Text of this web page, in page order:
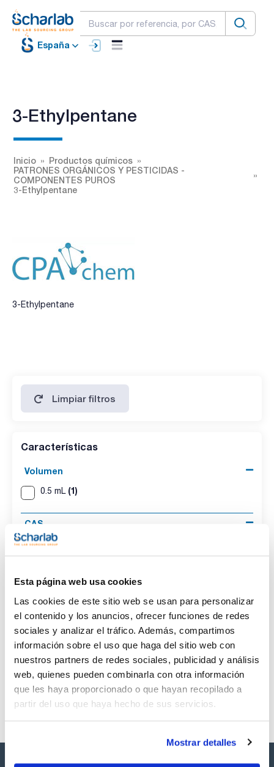
Esta página web usa cookies
Las cookies de este sitio web se usan para personalizar
el contenido y los anuncios, ofrecer funciones de redes
sociales y analizar el tráfico. Además, compartimos
información sobre el uso que haga del sitio web con
nuestros partners de redes sociales, publicidad y análisis
web, quienes pueden combinarla con otra información
que les haya proporcionado o que hayan recopilado a
partir del uso que haya hecho de sus servicios.
Mostrar detalles
España
3-Ethylpentane
Inicio
Productos químicos
PATRONES ORGÁNICOS Y PESTICIDAS -
COMPONENTES PUROS
3-Ethylpentane
3-Ethylpentane
Limpiar filtros
Características
Volumen
0.5 mL (1)
CAS
[617-78-7]
0.5 mL [617-78-7]
Referencia
SB45994500
Envase
x0.5mL
Precio
Comprar
Disponibilidad
Ver stock